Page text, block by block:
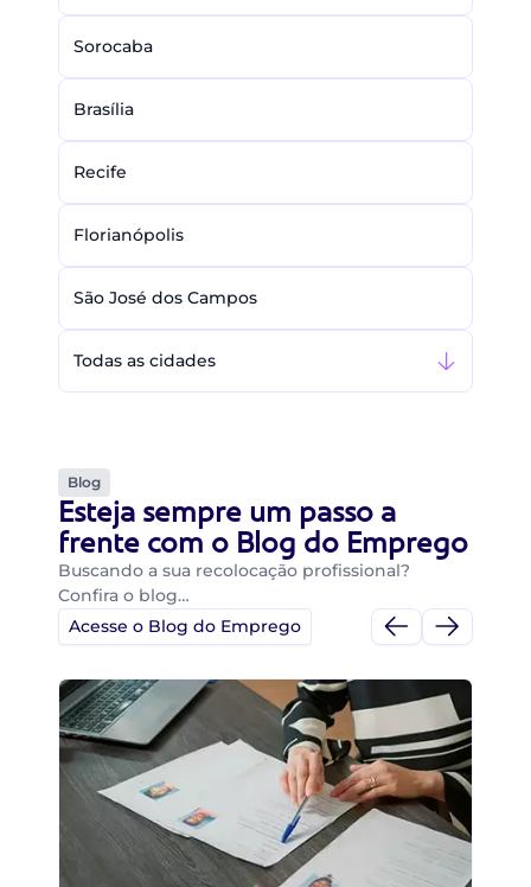
Sorocaba
Brasília
Recife
Florianópolis
São José dos Campos
Todas as cidades
Blog
Esteja sempre um passo a
frente com o Blog do Emprego
Buscando a sua recolocação profissional?
Confira o blog…
Acesse o Blog do Emprego